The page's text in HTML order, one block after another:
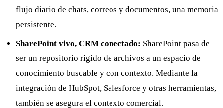
flujo diario de chats, correos y documentos, una memoria
persistente.
SharePoint vivo, CRM conectado: SharePoint pasa de
ser un repositorio rígido de archivos a un espacio de
conocimiento buscable y con contexto. Mediante la
integración de HubSpot, Salesforce y otras herramientas,
también se asegura el contexto comercial.